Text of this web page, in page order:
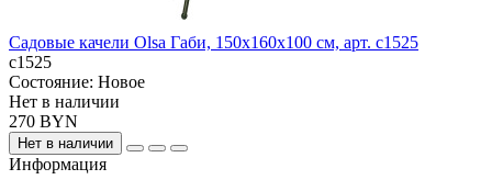
Садовые качели Olsa Габи, 150х160х100 см, арт. с1525
c1525
Состояние: Новое
Нет в наличии
270 BYN
Нет в наличии
Информация